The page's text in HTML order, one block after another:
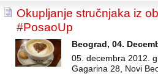
Okupljanje stručnjaka iz
#PosaoUp
Beograd, 04.
05. decembra 2012.
Gagarina 28, Novi